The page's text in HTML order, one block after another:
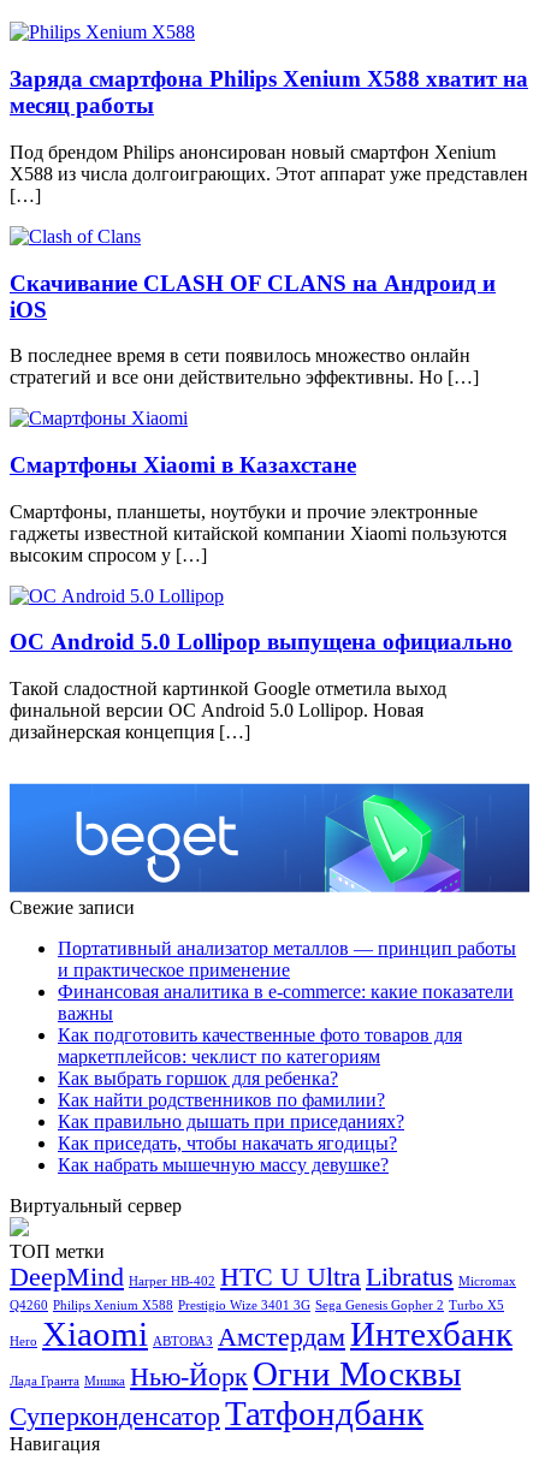
Заряда смартфона Philips Xenium X588 хватит на
месяц работы
Под брендом Philips анонсирован новый смартфон Xenium
X588 из числа долгоиграющих. Этот аппарат уже представлен
[…]
Скачивание CLASH OF CLANS на Андроид и
iOS
В последнее время в сети появилось множество онлайн
стратегий и все они действительно эффективны. Но […]
Смартфоны Xiaomi в Казахстане
Смартфоны, планшеты, ноутбуки и прочие электронные
гаджеты известной китайской компании Xiaomi пользуются
высоким спросом у […]
ОС Android 5.0 Lollipop выпущена официально
Такой сладостной картинкой Google отметила выход
финальной версии ОС Android 5.0 Lollipop. Новая
дизайнерская концепция […]
Свежие записи
Портативный анализатор металлов — принцип работы
и практическое применение
Финансовая аналитика в e-commerce: какие показатели
важны
Как подготовить качественные фото товаров для
маркетплейсов: чеклист по категориям
Как выбрать горшок для ребенка?
Как найти родственников по фамилии?
Как правильно дышать при приседаниях?
Как приседать, чтобы накачать ягодицы?
Как набрать мышечную массу девушке?
Виртуальный сервер
ТОП метки
DeepMind Harper HB-402 HTC U UltraLibratus Micromax
Q4260 Philips Xenium X588 Prestigio Wize 3401 3G Sega Genesis Gopher 2 Turbo X5
Hero Xiaomi АВТОВАЗ АмстердамИнтехбанк
Лада Гранта Мишка Нью-Йорк Огни Москвы
СуперконденсаторТатфондбанк
Навигация